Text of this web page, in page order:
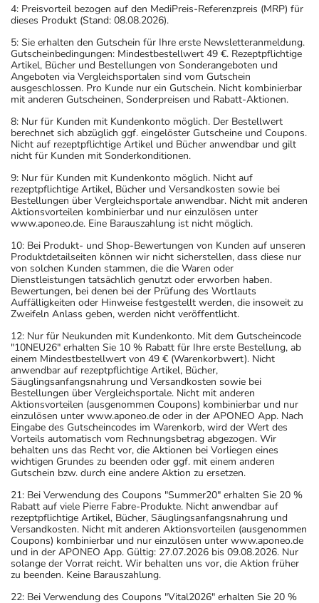
4: Preisvorteil bezogen auf den MediPreis-Referenzpreis (MRP) für
dieses Produkt (Stand: 08.08.2026).
5: Sie erhalten den Gutschein für Ihre erste Newsletteranmeldung.
Gutscheinbedingungen: Mindestbestellwert 49 €. Rezeptpflichtige
Artikel, Bücher und Bestellungen von Sonderangeboten und
Angeboten via Vergleichsportalen sind vom Gutschein
ausgeschlossen. Pro Kunde nur ein Gutschein. Nicht kombinierbar
mit anderen Gutscheinen, Sonderpreisen und Rabatt-Aktionen.
8: Nur für Kunden mit Kundenkonto möglich. Der Bestellwert
berechnet sich abzüglich ggf. eingelöster Gutscheine und Coupons.
Nicht auf rezeptpflichtige Artikel und Bücher anwendbar und gilt
nicht für Kunden mit Sonderkonditionen.
9: Nur für Kunden mit Kundenkonto möglich. Nicht auf
rezeptpflichtige Artikel, Bücher und Versandkosten sowie bei
Bestellungen über Vergleichsportale anwendbar. Nicht mit anderen
Aktionsvorteilen kombinierbar und nur einzulösen unter
www.aponeo.de. Eine Barauszahlung ist nicht möglich.
10: Bei Produkt- und Shop-Bewertungen von Kunden auf unseren
Produktdetailseiten können wir nicht sicherstellen, dass diese nur
von solchen Kunden stammen, die die Waren oder
Dienstleistungen tatsächlich genutzt oder erworben haben.
Bewertungen, bei denen bei der Prüfung des Wortlauts
Auffälligkeiten oder Hinweise festgestellt werden, die insoweit zu
Zweifeln Anlass geben, werden nicht veröffentlicht.
12: Nur für Neukunden mit Kundenkonto. Mit dem Gutscheincode
"10NEU26" erhalten Sie 10 % Rabatt für Ihre erste Bestellung, ab
einem Mindestbestellwert von 49 € (Warenkorbwert). Nicht
anwendbar auf rezeptpflichtige Artikel, Bücher,
Säuglingsanfangsnahrung und Versandkosten sowie bei
Bestellungen über Vergleichsportale. Nicht mit anderen
Aktionsvorteilen (ausgenommen Coupons) kombinierbar und nur
einzulösen unter www.aponeo.de oder in der APONEO App. Nach
Eingabe des Gutscheincodes im Warenkorb, wird der Wert des
Vorteils automatisch vom Rechnungsbetrag abgezogen. Wir
behalten uns das Recht vor, die Aktionen bei Vorliegen eines
wichtigen Grundes zu beenden oder ggf. mit einem anderen
Gutschein bzw. durch eine andere Aktion zu ersetzen.
21: Bei Verwendung des Coupons "Summer20" erhalten Sie 20 %
Rabatt auf viele Pierre Fabre-Produkte. Nicht anwendbar auf
rezeptpflichtige Artikel, Bücher, Säuglingsanfangsnahrung und
Versandkosten. Nicht mit anderen Aktionsvorteilen (ausgenommen
Coupons) kombinierbar und nur einzulösen unter www.aponeo.de
und in der APONEO App. Gültig: 27.07.2026 bis 09.08.2026. Nur
solange der Vorrat reicht. Wir behalten uns vor, die Aktion früher
zu beenden. Keine Barauszahlung.
22: Bei Verwendung des Coupons "Vital2026" erhalten Sie 20 %